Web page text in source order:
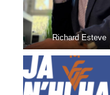
Richard Esteve